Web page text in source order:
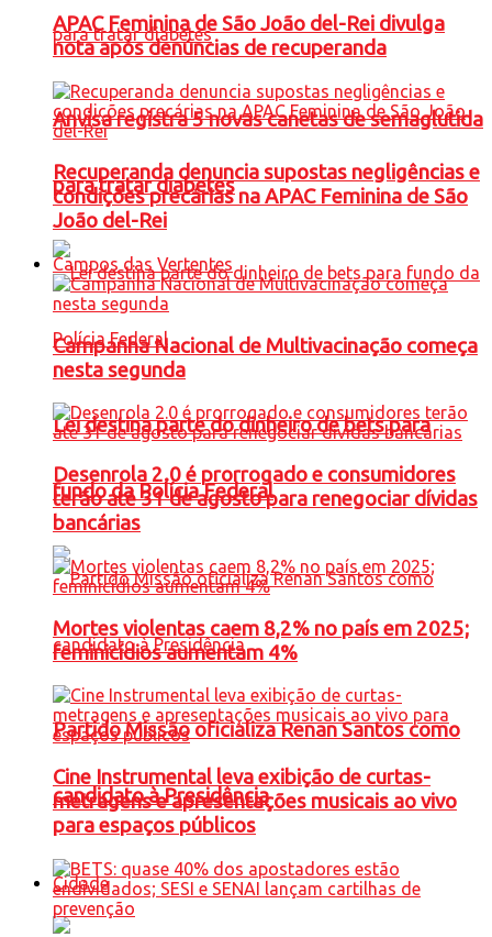
Anvisa registra 5 novas canetas de semaglutida
para tratar diabetes
Lei destina parte do dinheiro de bets para
fundo da Polícia Federal
Partido Missão oficializa Renan Santos como
candidato à Presidência
Cidade
APAC Feminina de São João del-Rei divulga
nota após denúncias de recuperanda
Recuperanda denuncia supostas negligências e
condições precárias na APAC Feminina de São
João del-Rei
Campos das Vertentes
Campanha Nacional de Multivacinação começa
nesta segunda
Desenrola 2.0 é prorrogado e consumidores
terão até 31 de agosto para renegociar dívidas
bancárias
Mortes violentas caem 8,2% no país em 2025;
feminicídios aumentam 4%
Cine Instrumental leva exibição de curtas-
metragens e apresentações musicais ao vivo
para espaços públicos